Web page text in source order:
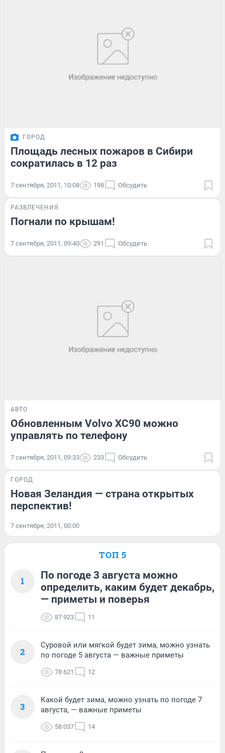
ГОРОД
Площадь лесных пожаров в Сибири
сократилась в 12 раз
7 сентября, 2011, 10:08 198 Обсудить
РАЗВЛЕЧЕНИЯ
Погнали по крышам!
7 сентября, 2011, 09:40 291 Обсудить
АВТО
Обновленным Volvo XC90 можно
управлять по телефону
7 сентября, 2011, 09:33 233 Обсудить
ГОРОД
Новая Зеландия — страна открытых
перспектив!
7 сентября, 2011, 00:00
ТОП 5
1
По погоде 3 августа можно
определить, каким будет декабрь,
— приметы и поверья
87 923 11
2
Суровой или мягкой будет зима, можно узнать
по погоде 5 августа — важные приметы
78 621 12
3
Какой будет зима, можно узнать по погоде 7
августа, — важные приметы
58 037 14